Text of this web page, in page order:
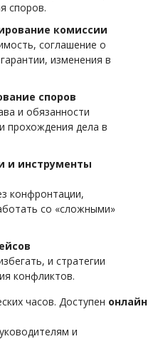
споров.
комиссии
соглашение о
изменения в
споров
и обязанности
прохождения дела в
и инструменты
конфронтации,
со «сложными»
и стратегии
конфликтов.
часов. Доступен онлайн
и